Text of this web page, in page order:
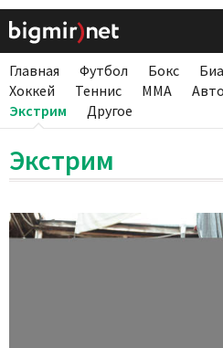
Главная Футбол Бокс
Хоккей
Теннис ММА Авто
Экстрим
Другое
Экстрим